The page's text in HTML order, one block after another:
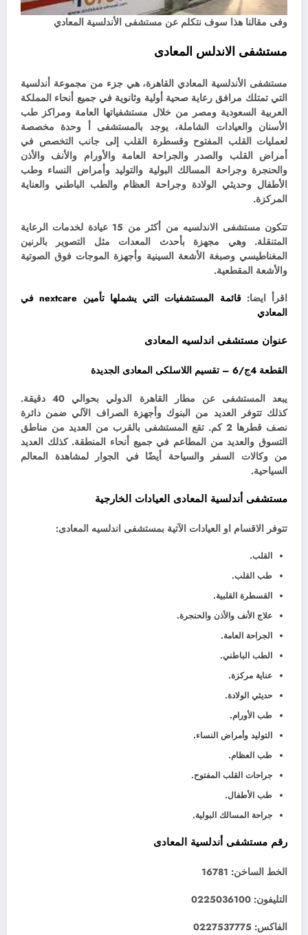
وفى مقالنا هذا سوف نتكلم عن مستشفى الأندلسية المعادي
مستشفى الاندلس المعادى
مستشفى الأندلسية المعادي القاهرة، هي جزء من مجموعة أندلسية
التي تمتلك مرافق رعاية صحية أولية وثانوية في جميع أنحاء المملكة
العربية السعودية ومصر من خلال مستشفياتها العامة ومراكز طب
الأسنان والعيادات الشاملة، يوجد بالمستشفى أ وحدة مخصصة
لعمليات القلب المفتوح وقسطرة القلب إلى جانب التخصص في
أمراض القلب والصدر والجراحة العامة والأورام والأنف والأذن
والحنجرة وجراحة المسالك البولية والتوليد وأمراض النساء وطب
الأطفال وحديثي الولادة وجراحة العظام والطب الباطني والعناية
المركزة.
تتكون مستشفى الاندلسيه من أكثر من 15 عيادة لخدمات الرعاية
المتنقلة. وهي مجهزة بأحدث المعدات مثل التصوير بالرنين
المغناطيسي وصبغة الأشعة السينية وأجهزة الموجات فوق الصوتية
والأشعة المقطعية.
اقرأ ايضا:قائمة
المستشفيات التي يشملها تأمين nextcare في
المعادي
عنوان مستشفى اندلسيه المعادى
القطعة 4ج/6 – تقسيم اللاسلكى المعادى الجديدة
يبعد المستشفى عن مطار القاهرة الدولي بحوالي 40 دقيقة.
كذلكتتوفر العديد من البنوك وأجهزة الصراف الآلي ضمن دائرة
نصف قطرها 2 كم.
تقع المستشفى بالقرب من العديد من مناطق
التسوق والعديد من المطاعم في جميع أنحاء المنطقة. كذلك العديد
من وكالات السفر والسياحة أيضًا في الجوار لمشاهدة المعالم
السياحية.
مستشفى أندلسية المعادى العيادات الخارجية
تتوفر الاقسام او العيادات الآتية بمستشفى اندلسيه المعادى:
القلب.
طب القلب.
القسطرة القلبية.
علاج الأنف والأذن والحنجرة.
الجراحة العامة.
الطب الباطني.
عناية مركزة.
حديثي الولادة.
طب الأورام.
التوليد وأمراض النساء.
طب العظام.
جراحات القلب المفتوح.
طب الأطفال.
جراحة المسالك البولية.
رقم مستشفى أندلسية المعادى
الخط الساخن: 16781
التليفون: 0225036100
الفاكس: 0227537775